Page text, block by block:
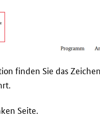
finden Sie das
Seite.